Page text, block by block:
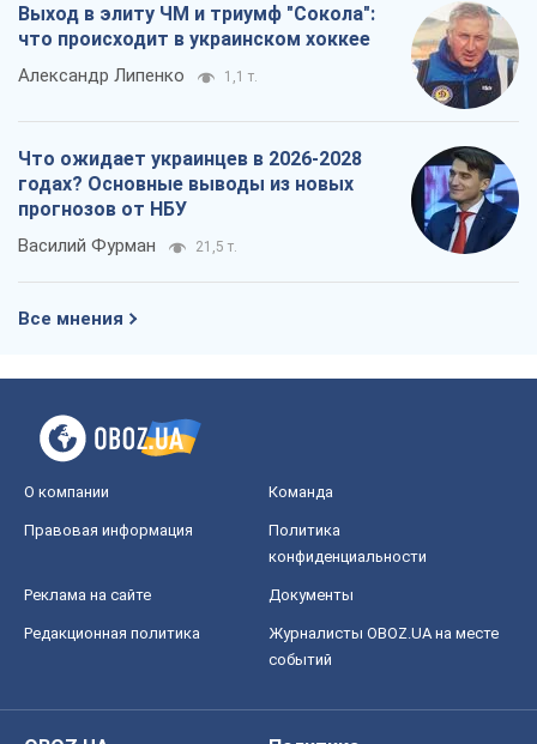
Выход в элиту ЧМ и триумф "Сокола":
что происходит в украинском хоккее
Александр Липенко 1,1 т.
Что ожидает украинцев в 2026-2028
годах? Основные выводы из новых
прогнозов от НБУ
Василий Фурман 21,5 т.
Все мнения
О компании Команда
Правовая информация
Политика
конфиденциальности
Реклама на сайте Документы
Редакционная политика
Журналисты OBOZ.UA на месте
событий